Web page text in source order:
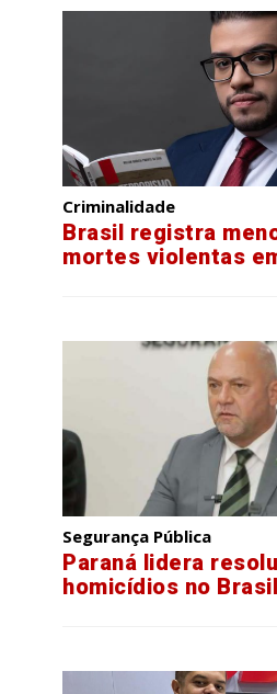
Criminalidade
Brasil registra
mortes violentas
Segurança Pública
Paraná lidera
homicídios no Brasil